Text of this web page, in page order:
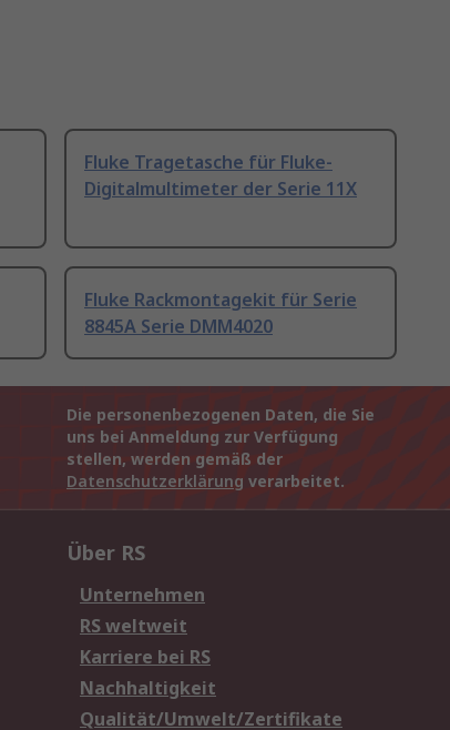
Fluke Tragetasche für Fluke-
Digitalmultimeter der Serie 11X
Fluke Rackmontagekit für Serie
8845A Serie DMM4020
Die personenbezogenen Daten, die Sie
uns bei Anmeldung zur Verfügung
stellen, werden gemäß der
Datenschutzerklärung verarbeitet.
Über RS
Unternehmen
RS weltweit
Karriere bei RS
Nachhaltigkeit
Qualität/Umwelt/Zertifikate